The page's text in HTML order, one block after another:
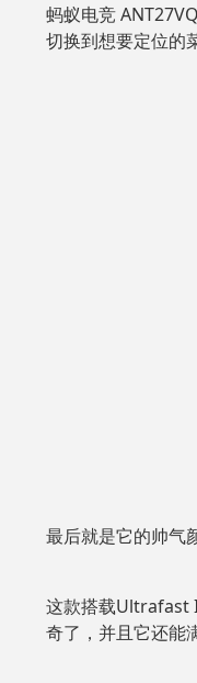
蚂蚁电竞
切换到想要定位的
最后就是它的帅气
这款搭载Ultrafast
奇了，并且它还能